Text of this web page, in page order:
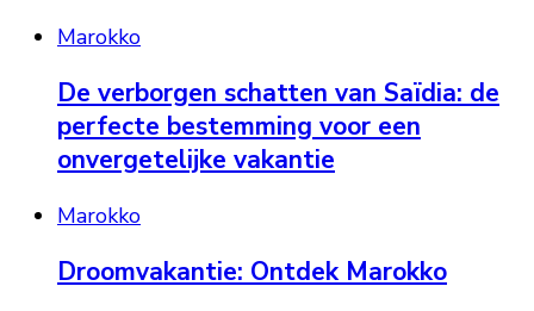
Marokko
De verborgen schatten van Saïdia: de
perfecte bestemming voor een
onvergetelijke vakantie
Marokko
Droomvakantie: Ontdek Marokko